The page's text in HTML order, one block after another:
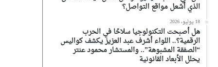
الذي أشعل مواقع التواصل؟
18 يوليو، 2026
هل أصبحت التكنولوجيا سلاحًا في الحرب
الرقمية؟.. اللواء أشرف عبد العزيز يكشف كواليس
“الصفقة المشبوهة”.. والمستشار محمود عنتر
يحلل الأبعاد القانونية